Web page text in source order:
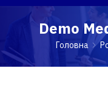
Demo
Головна